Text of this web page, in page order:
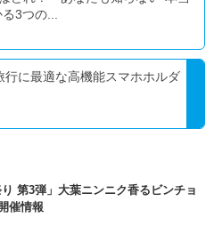
3つの...
行に最適な高機能スマホホルダ
第3弾」大葉ニンニク香るビンチョ
催情報